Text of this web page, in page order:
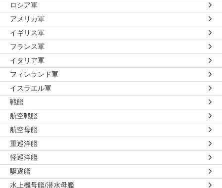
ロシア軍
アメリカ軍
イギリス軍
フランス軍
イタリア軍
フィンランド軍
イスラエル軍
戦艦
航空戦艦
航空母艦
重巡洋艦
軽巡洋艦
駆逐艦
水上機母艦/潜水母艦